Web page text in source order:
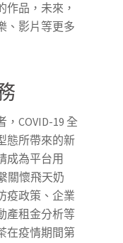
作品，未來，
、影片等更多
COVID-19 全
態所帶來的新
成為平台用
關懷飛天奶
疫政策、企業
產租金分析等
在疫情期間第